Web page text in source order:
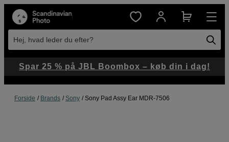
Hej, hvad leder du efter?
Forside Brands Sony Sony Pad Assy Ear MDR-7506
Spar 25 % på JBL Boombox – køb din i dag!